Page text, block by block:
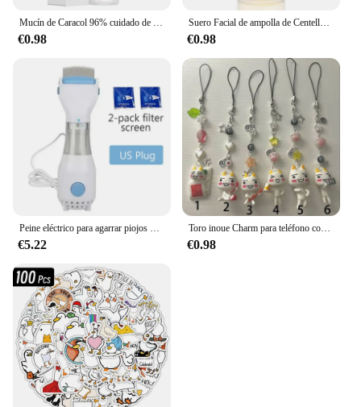
€0.98
Suero Facial de ampolla de Centella Asiatica de Madagascar, piel propensa y sensible, hidratante, reafirmante de la piel, coche de piel de vidrio coreano
€0.98
€5.22
Toro inoue Charm para teléfono con cuentas Estético Hecho a mano
€0.98